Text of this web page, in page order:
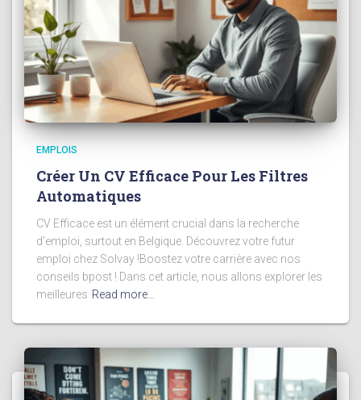
EMPLOIS
Créer Un CV Efficace Pour Les Filtres
Automatiques
CV Efficace est un élément crucial dans la recherche
d’emploi, surtout en Belgique. Découvrez votre futur
emploi chez Solvay !Boostez votre carrière avec nos
conseils bpost ! Dans cet article, nous allons explorer les
meilleures Read more…